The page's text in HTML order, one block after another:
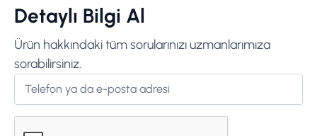
Detaylı Bilgi Al
Ürün hakkındaki tüm sorularınızı uzmanlarımıza
sorabilirsiniz.